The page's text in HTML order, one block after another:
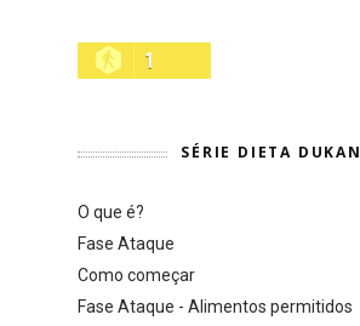
1
SÉRIE DIETA DUKAN
O que é?
Fase Ataque
Como começar
Fase Ataque - Alimentos permitidos